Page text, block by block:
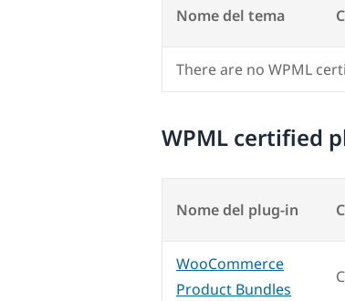
Nome del tema
There are no WPML
WPML certified
Nome del plug-in
WooCommerce
Product Bundles